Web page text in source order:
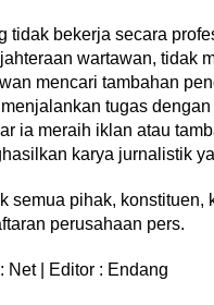
tidak bekerja secara
wartawan, tidak
mencari tambahan
tugas
ia meraih iklan atau
karya jurnalistik
semua pihak,
perusahaan pers.
Net | Editor : Endang